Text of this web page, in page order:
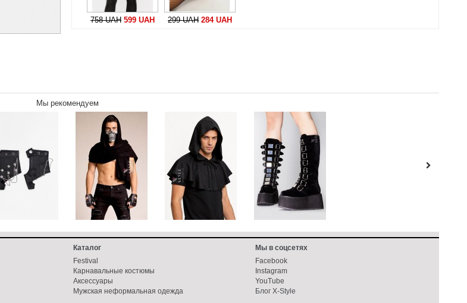
758 UAH 599 UAH 299 UAH 284 UAH
Мы рекомендуем
Каталог
Festival
Карнавальные костюмы
Аксессуары
Мужская неформальная одежда
Мы в соцсетях
Facebook
Instagram
YouTube
Блог X-Style